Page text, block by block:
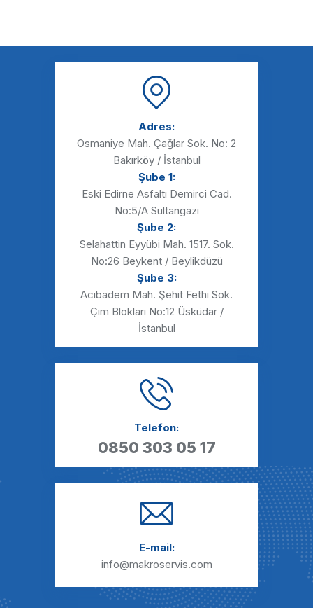
Adres:
Osmaniye Mah. Çağlar Sok. No: 2
Bakırköy / İstanbul
Şube 1:
Eski Edirne Asfaltı Demirci Cad.
No:5/A Sultangazi
Şube 2:
Selahattin Eyyübi Mah. 1517. Sok.
No:26 Beykent / Beylikdüzü
Şube 3:
Acıbadem Mah. Şehit Fethi Sok.
Çim Blokları No:12 Üsküdar /
İstanbul
Telefon:
0850 303 05 17
E-mail:
info@makroservis.com